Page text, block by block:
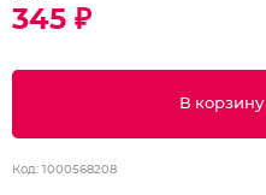
345 ₽
В корзину
Код: 1000568208